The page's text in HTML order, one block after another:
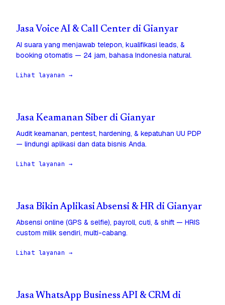
Jasa Voice AI & Call Center di Gianyar
AI suara yang menjawab telepon, kualifikasi leads, &
booking otomatis — 24 jam, bahasa Indonesia natural.
Lihat layanan →
Jasa Keamanan Siber di Gianyar
Audit keamanan, pentest, hardening, & kepatuhan UU PDP
— lindungi aplikasi dan data bisnis Anda.
Lihat layanan →
Jasa Bikin Aplikasi Absensi & HR di Gianyar
Absensi online (GPS & selfie), payroll, cuti, & shift — HRIS
custom milik sendiri, multi-cabang.
Lihat layanan →
Jasa WhatsApp Business API & CRM di